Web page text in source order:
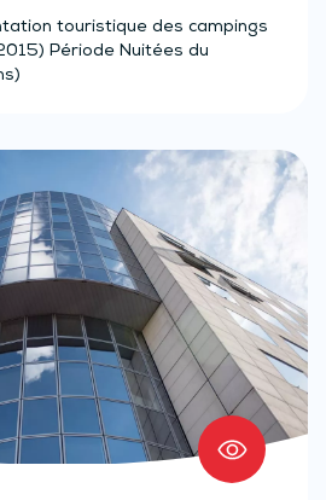
touristique des campings
Période Nuitées du